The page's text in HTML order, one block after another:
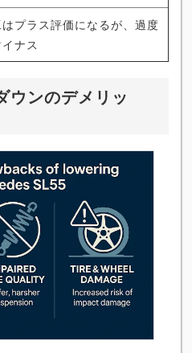
プラス評価になるが、過度
ナス
ウンのデメリッ